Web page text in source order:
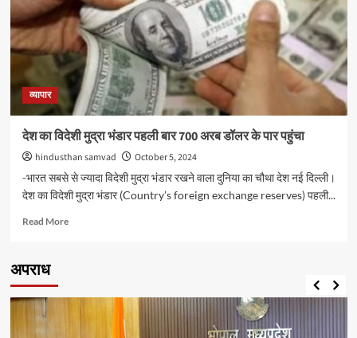
में
जीडीपी
ग्रोथ
7.2
फीसदी
रहने
का
अनुमान
व्यापार
देश का विदेशी मुद्रा भंडार पहली बार 700 अरब डॉलर के पार पहुंचा
hindusthan samvad
October 5, 2024
-भारत सबसे से ज्‍यादा विदेशी मुद्रा भंडार रखने वाला दुनिया का चौथा देश नई दिल्ली।
देश का विदेशी मुद्रा भंडार (Country’s foreign exchange reserves) पहली...
Read MoreRead
विदेशी
अपराध